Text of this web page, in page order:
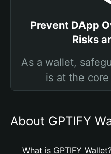
Prevent DApp
Risks
As a wallet,
is at the
About GPTIFY
What is GPTIFY